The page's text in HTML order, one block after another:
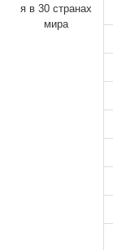
я в 30 странах
мира